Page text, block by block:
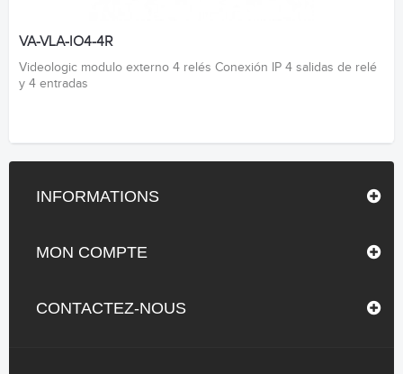
VA-VLA-IO4-4R
Videologic modulo externo 4 relés Conexión IP 4 salidas de relé
y 4 entradas
INFORMATIONS
MON COMPTE
CONTACTEZ-NOUS